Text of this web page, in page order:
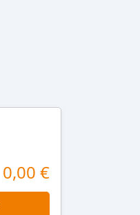
0,00 €